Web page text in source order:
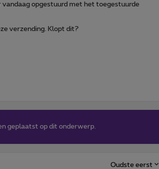
vandaag opgestuurd met het toegestuurde
verzending. Klopt dit?
geplaatst op dit onderwerp.
Oudste eerst